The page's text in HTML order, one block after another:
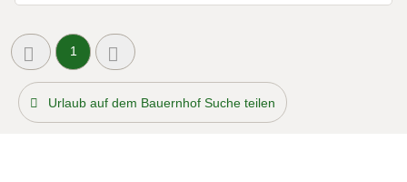
1
Urlaub auf dem Bauernhof Suche teilen